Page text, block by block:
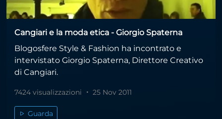
Cangiari e la moda etica - Giorgio Spaterna
Blogosfere Style & Fashion ha incontrato e
intervistato Giorgio Spaterna, Direttore Creativo
di Cangiari.
7424 visualizzazioni 25 Nov 2011
Guarda